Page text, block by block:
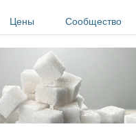
Цены Сообщество